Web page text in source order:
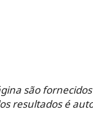
são
resultados é